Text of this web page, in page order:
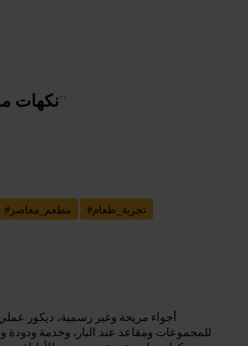
نكهات”
# مطعم_معاصر #تجربة_طعام
أجواء مريحة وغير رسمية، ديكور
للمجموعات ومقاعد عند البار، وخدمة ودودة